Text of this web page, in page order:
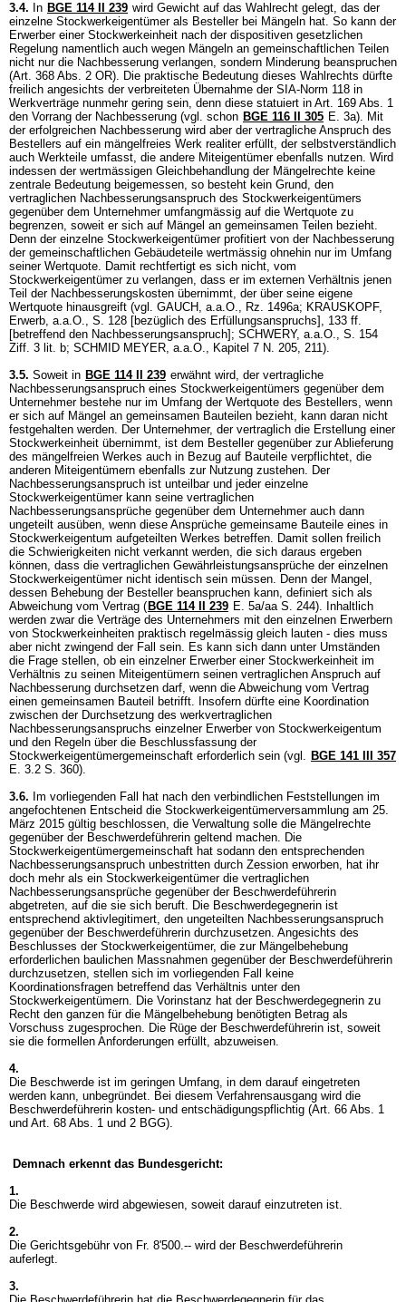
3.4. In BGE 114 II 239 wird Gewicht auf das Wahlrecht gelegt, das der
einzelne Stockwerkeigentümer als Besteller bei Mängeln hat. So kann der
Erwerber einer Stockwerkeinheit nach der dispositiven gesetzlichen
Regelung namentlich auch wegen Mängeln an gemeinschaftlichen Teilen
nicht nur die Nachbesserung verlangen, sondern Minderung beanspruchen
(Art. 368 Abs. 2 OR). Die praktische Bedeutung dieses Wahlrechts dürfte
freilich angesichts der verbreiteten Übernahme der SIA-Norm 118 in
Werkverträge nunmehr gering sein, denn diese statuiert in Art. 169 Abs. 1
den Vorrang der Nachbesserung (vgl. schon BGE 116 II 305 E. 3a). Mit
der erfolgreichen Nachbesserung wird aber der vertragliche Anspruch des
Bestellers auf ein mängelfreies Werk realiter erfüllt, der selbstverständlich
auch Werkteile umfasst, die andere Miteigentümer ebenfalls nutzen. Wird
indessen der wertmässigen Gleichbehandlung der Mängelrechte keine
zentrale Bedeutung beigemessen, so besteht kein Grund, den
vertraglichen Nachbesserungsanspruch des Stockwerkeigentümers
gegenüber dem Unternehmer umfangmässig auf die Wertquote zu
begrenzen, soweit er sich auf Mängel an gemeinsamen Teilen bezieht.
Denn der einzelne Stockwerkeigentümer profitiert von der Nachbesserung
der gemeinschaftlichen Gebäudeteile wertmässig ohnehin nur im Umfang
seiner Wertquote. Damit rechtfertigt es sich nicht, vom
Stockwerkeigentümer zu verlangen, dass er im externen Verhältnis jenen
Teil der Nachbesserungskosten übernimmt, der über seine eigene
Wertquote hinausgreift (vgl. GAUCH, a.a.O., Rz. 1496a; KRAUSKOPF,
Erwerb, a.a.O., S. 128 [bezüglich des Erfüllungsanspruchs], 133 ff.
[betreffend den Nachbesserungsanspruch]; SCHWERY, a.a.O., S. 154
Ziff. 3 lit. b; SCHMID MEYER, a.a.O., Kapitel 7 N. 205, 211).
3.5. Soweit in BGE 114 II 239 erwähnt wird, der vertragliche
Nachbesserungsanspruch eines Stockwerkeigentümers gegenüber dem
Unternehmer bestehe nur im Umfang der Wertquote des Bestellers, wenn
er sich auf Mängel an gemeinsamen Bauteilen bezieht, kann daran nicht
festgehalten werden. Der Unternehmer, der vertraglich die Erstellung einer
Stockwerkeinheit übernimmt, ist dem Besteller gegenüber zur Ablieferung
des mängelfreien Werkes auch in Bezug auf Bauteile verpflichtet, die
anderen Miteigentümern ebenfalls zur Nutzung zustehen. Der
Nachbesserungsanspruch ist unteilbar und jeder einzelne
Stockwerkeigentümer kann seine vertraglichen
Nachbesserungsansprüche gegenüber dem Unternehmer auch dann
ungeteilt ausüben, wenn diese Ansprüche gemeinsame Bauteile eines in
Stockwerkeigentum aufgeteilten Werkes betreffen. Damit sollen freilich
die Schwierigkeiten nicht verkannt werden, die sich daraus ergeben
können, dass die vertraglichen Gewährleistungsansprüche der einzelnen
Stockwerkeigentümer nicht identisch sein müssen. Denn der Mangel,
dessen Behebung der Besteller beanspruchen kann, definiert sich als
Abweichung vom Vertrag ( BGE 114 II 239 E. 5a/aa S. 244). Inhaltlich
werden zwar die Verträge des Unternehmers mit den einzelnen Erwerbern
von Stockwerkeinheiten praktisch regelmässig gleich lauten - dies muss
aber nicht zwingend der Fall sein. Es kann sich dann unter Umständen
die Frage stellen, ob ein einzelner Erwerber einer Stockwerkeinheit im
Verhältnis zu seinen Miteigentümern seinen vertraglichen Anspruch auf
Nachbesserung durchsetzen darf, wenn die Abweichung vom Vertrag
einen gemeinsamen Bauteil betrifft. Insofern dürfte eine Koordination
zwischen der Durchsetzung des werkvertraglichen
Nachbesserungsanspruchs einzelner Erwerber von Stockwerkeigentum
und den Regeln über die Beschlussfassung der
Stockwerkeigentümergemeinschaft erforderlich sein (vgl. BGE 141 III 357
E. 3.2 S. 360).
3.6. Im vorliegenden Fall hat nach den verbindlichen Feststellungen im
angefochtenen Entscheid die Stockwerkeigentümerversammlung am 25.
März 2015 gültig beschlossen, die Verwaltung solle die Mängelrechte
gegenüber der Beschwerdeführerin geltend machen. Die
Stockwerkeigentümergemeinschaft hat sodann den entsprechenden
Nachbesserungsanspruch unbestritten durch Zession erworben, hat ihr
doch mehr als ein Stockwerkeigentümer die vertraglichen
Nachbesserungsansprüche gegenüber der Beschwerdeführerin
abgetreten, auf die sie sich beruft. Die Beschwerdegegnerin ist
entsprechend aktivlegitimert, den ungeteilten Nachbesserungsanspruch
gegenüber der Beschwerdeführerin durchzusetzen. Angesichts des
Beschlusses der Stockwerkeigentümer, die zur Mängelbehebung
erforderlichen baulichen Massnahmen gegenüber der Beschwerdeführerin
durchzusetzen, stellen sich im vorliegenden Fall keine
Koordinationsfragen betreffend das Verhältnis unter den
Stockwerkeigentümern. Die Vorinstanz hat der Beschwerdegegnerin zu
Recht den ganzen für die Mängelbehebung benötigten Betrag als
Vorschuss zugesprochen. Die Rüge der Beschwerdeführerin ist, soweit
sie die formellen Anforderungen erfüllt, abzuweisen.
4.
Die Beschwerde ist im geringen Umfang, in dem darauf eingetreten
werden kann, unbegründet. Bei diesem Verfahrensausgang wird die
Beschwerdeführerin kosten- und entschädigungspflichtig (Art. 66 Abs. 1
und Art. 68 Abs. 1 und 2 BGG).
Demnach erkennt das Bundesgericht:
1.
Die Beschwerde wird abgewiesen, soweit darauf einzutreten ist.
2.
Die Gerichtsgebühr von Fr. 8'500.-- wird der Beschwerdeführerin
auferlegt.
3.